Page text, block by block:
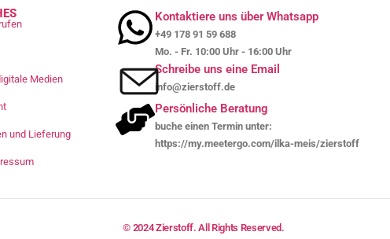
Medien
und Lieferung
Kontaktiere uns über Whatsapp
+49 178 91 59 688
Mo. - Fr. 10:00 Uhr - 16:00 Uhr
Schreibe uns eine Email
info@zierstoff.de
Persönliche Beratung
buche einen Termin unter:
https://my.meetergo.com/ilka-meis/zierstoff
© 2024 Zierstoff. All Rights Reserved.